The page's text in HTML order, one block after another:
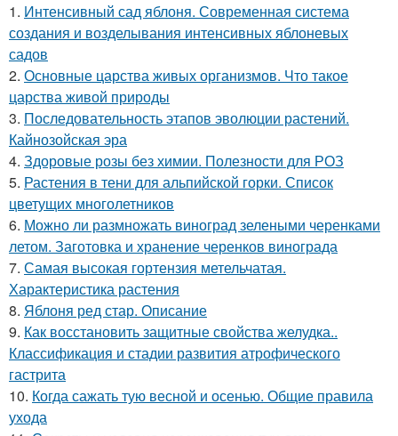
1. Интенсивный сад яблоня. Современная система
создания и возделывания интенсивных яблоневых
садов
2. Основные царства живых организмов. Что такое
царства живой природы
3. Последовательность этапов эволюции растений.
Кайнозойская эра
4. Здоровые розы без химии. Полезности для РОЗ
5. Растения в тени для альпийской горки. Список
цветущих многолетников
6. Можно ли размножать виноград зелеными черенками
летом. Заготовка и хранение черенков винограда
7. Самая высокая гортензия метельчатая.
Характеристика растения
8. Яблоня ред стар. Описание
9. Как восстановить защитные свойства желудка..
Классификация и стадии развития атрофического
гастрита
10. Когда сажать тую весной и осенью. Общие правила
ухода